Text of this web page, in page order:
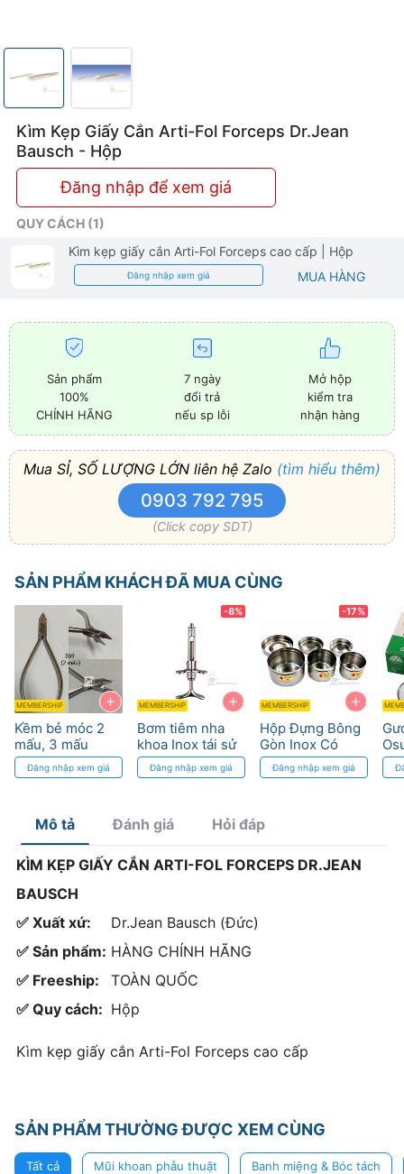
Kìm Kẹp Giấy Cắn Arti-Fol Forceps Dr.Jean
Bausch - Hộp
Đăng nhập để xem giá
QUY CÁCH (1)
Kìm kẹp giấy cắn Arti-Fol Forceps cao cấp
| Hộp
Đăng nhập xem giá MUA HÀNG
Sản phẩm
100%
CHÍNH HÃNG
7 ngày
đổi trả
nếu sp lỗi
Mở hộp
kiểm tra
nhận hàng
Mua SỈ, SỐ LƯỢNG LỚN liên hệ Zalo (tìm hiểu thêm)
0903 792 795
(Click copy SDT)
SẢN PHẨM KHÁCH ĐÃ MUA CÙNG
+
MEMBERSHIP
Kềm bẻ móc 2
mấu, 3 mấu
chỉnh nha
Parkistan
Đăng nhập xem giá
+
-8%
MEMBERSHIP
Bơm tiêm nha
khoa Inox tái sử
dụng từ Pakistan
Đăng nhập xem giá
+
-17%
MEMBERSHIP
Hộp Đựng Bông
Gòn Inox Có
Nắp, Chống Rò
Chất Lỏng
Đăng nhập xem giá
Mô tả Đánh giá Hỏi đáp
KÌM KẸP GIẤY CẮN ARTI-FOL FORCEPS DR.JEAN
BAUSCH
✅ Xuất xứ:
Dr.Jean Bausch (Đức)
✅ Sản phẩm: HÀNG CHÍNH HÃNG
✅ Freeship:
TOÀN QUỐC
✅ Quy cách: Hộp
Kìm kẹp giấy cắn Arti-Fol Forceps cao cấp
SẢN PHẨM THƯỜNG ĐƯỢC XEM CÙNG
Tất cả Mũi khoan phẫu thuật Banh miệng & Bóc tách